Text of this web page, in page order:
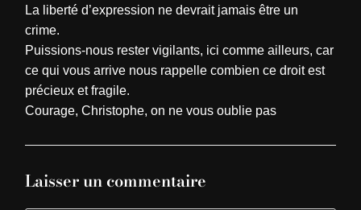
La liberté d’expression ne devrait jamais être un
crime.
Puissions-nous rester vigilants, ici comme ailleurs, car
ce qui vous arrive nous rappelle combien ce droit est
précieux et fragile.
Courage, Christophe, on ne vous oublie pas
Laisser un commentaire